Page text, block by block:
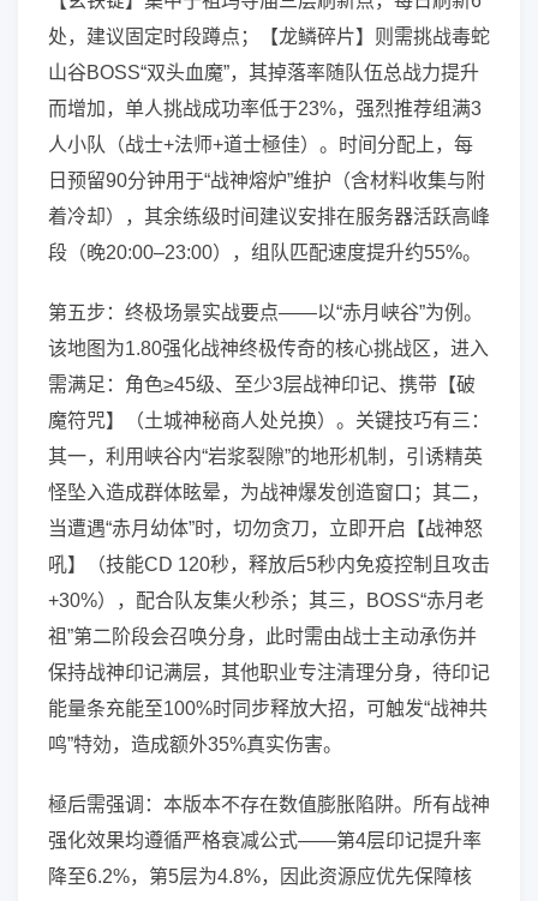
处，建议固定时段蹲点；【龙鳞碎片】则需挑战毒蛇
山谷BOSS“双头血魔”，其掉落率随队伍总战力提升
而增加，单人挑战成功率低于23%，强烈推荐组满3
人小队（战士+法师+道士極佳）。时间分配上，每
日预留90分钟用于“战神熔炉”维护（含材料收集与附
着冷却），其余练级时间建议安排在服务器活跃高峰
段（晚20:00–23:00），组队匹配速度提升约55%。
第五步：终极场景实战要点——以“赤月峡谷”为例。
该地图为1.80强化战神终极传奇的核心挑战区，进入
需满足：角色≥45级、至少3层战神印记、携带【破
魔符咒】（土城神秘商人处兑换）。关键技巧有三：
其一，利用峡谷内“岩浆裂隙”的地形机制，引诱精英
怪坠入造成群体眩晕，为战神爆发创造窗口；其二，
当遭遇“赤月幼体”时，切勿贪刀，立即开启【战神怒
吼】（技能CD 120秒，释放后5秒内免疫控制且攻击
+30%），配合队友集火秒杀；其三，BOSS“赤月老
祖”第二阶段会召唤分身，此时需由战士主动承伤并
保持战神印记满层，其他职业专注清理分身，待印记
能量条充能至100%时同步释放大招，可触发“战神共
鸣”特効，造成额外35%真实伤害。
極后需强调：本版本不存在数值膨胀陷阱。所有战神
强化效果均遵循严格衰减公式——第4层印记提升率
降至6.2%，第5层为4.8%，因此资源应优先保障核